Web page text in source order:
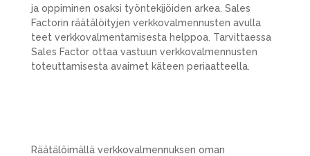
ja oppiminen osaksi työntekijöiden arkea. Sales
Factorin räätälöityjen verkkovalmennusten avulla
teet verkkovalmentamisesta helppoa. Tarvittaessa
Sales Factor ottaa vastuun verkkovalmennusten
toteuttamisesta avaimet käteen periaatteella.
Räätälöimällä verkkovalmennuksen oman